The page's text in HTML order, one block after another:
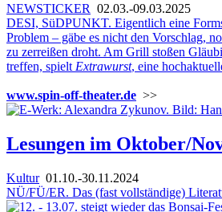
NEWSTICKER 02.03.-09.03.2025
DESI, SüDPUNKT. Eigentlich eine
Problem – gäbe es nicht den Vorschlag,
zu zerreißen droht. Am Grill stoßen
treffen, spielt Extrawurst, eine
www.spin-off-theater.de >>
Lesungen im Oktober/
Kultur01.10.-30.11.2024
NÜ/FÜ/ER. Das (fast vollständige)